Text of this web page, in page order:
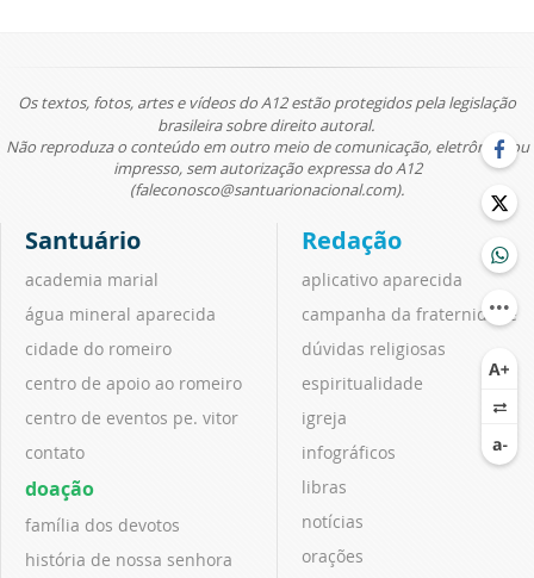
Os textos, fotos, artes e vídeos do A12 estão protegidos pela legislação
brasileira sobre direito autoral.
Não reproduza o conteúdo em outro meio de comunicação, eletrônico ou
impresso, sem autorização expressa do A12
(faleconosco@santuarionacional.com).
Santuário
academia marial
água mineral aparecida
cidade do romeiro
centro de apoio ao romeiro
centro de eventos pe. vitor
contato
doação
família dos devotos
história de nossa senhora
Redação
aplicativo aparecida
campanha da fraternidade
dúvidas religiosas
espiritualidade
igreja
infográficos
libras
notícias
orações